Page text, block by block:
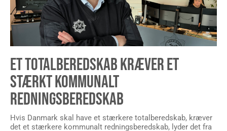
ET TOTALBEREDSKAB KRÆVER ET
STÆRKT KOMMUNALT
REDNINGSBEREDSKAB
Hvis Danmark skal have et stærkere totalberedskab, kræver
det et stærkere kommunalt redningsberedskab, lyder det fra